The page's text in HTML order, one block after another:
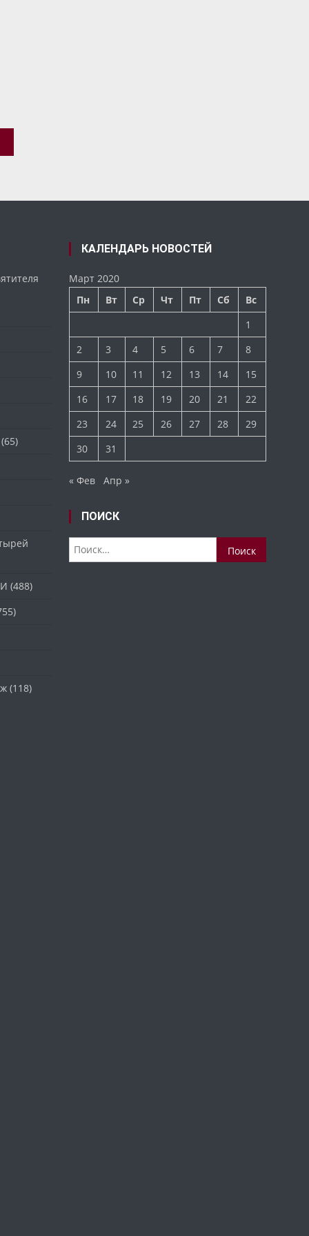
(488)
(118)
КАЛЕНДАРЬ НОВОСТЕЙ
Март 2020
Пн
Вт Ср Чт Пт Сб
Вс
1
2
3 4 5 6 7
8
9
10 11 12 13 14
15
16
17 18 19 20 21
22
23
24 25 26 27 28
29
30
31
« Фев Апр »
ПОИСК
Найти: